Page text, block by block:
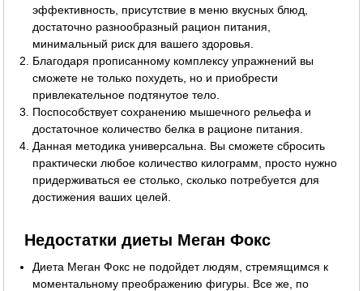
эффективность, присутствие в меню вкусных блюд,
достаточно разнообразный рацион питания,
минимальный риск для вашего здоровья.
Благодаря прописанному комплексу упражнений вы
сможете не только похудеть, но и приобрести
привлекательное подтянутое тело.
Поспособствует сохранению мышечного рельефа и
достаточное количество белка в рационе питания.
Данная методика универсальна. Вы сможете сбросить
практически любое количество килограмм, просто нужно
придерживаться ее столько, сколько потребуется для
достижения ваших целей.
Недостатки диеты Меган Фокс
Диета Меган Фокс не подойдет людям, стремящимся к
моментальному преображению фигуры. Все же, по